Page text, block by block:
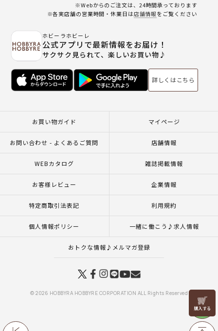
リリヤン
フェア
※Webからのご注文は、24時間承っております
※各実店舗の営業時間・休業日は店舗情報をご覧ください
ホビーラホビーレ
公式アプリで最新情報をお届け！
サクサク見られて、楽しいお買い物♪
詳しくはこちら
お買い物ガイド マイページ
お問い合わせ - よくあるご質問 店舗情報
WEBカタログ 雑誌掲載情報
お客様レビュー 企業情報
特定商取引法表記 利用規約
個人情報ポリシー 一緒に働こう♪求人情報
おトクな情報♪メルマガ登録
© 2026 HOBBYRA HOBBYRE CORPORATION ALL Rights Reserved